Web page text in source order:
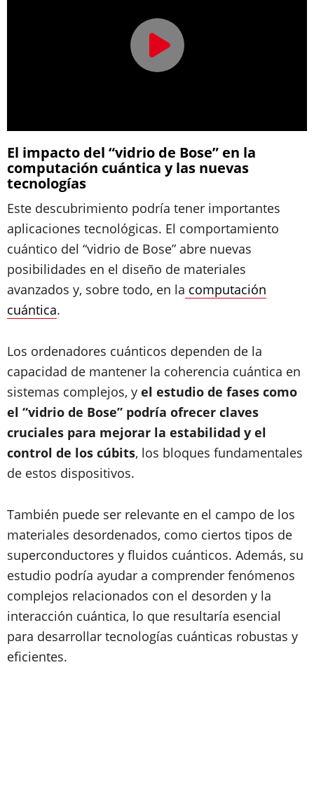
El impacto del “vidrio de Bose” en la
computación cuántica y las nuevas
tecnologías
Este descubrimiento podría tener importantes
aplicaciones tecnológicas. El comportamiento
cuántico del “vidrio de Bose” abre nuevas
posibilidades en el diseño de materiales
avanzados y, sobre todo, en la computación
cuántica.
Los ordenadores cuánticos dependen de la
capacidad de mantener la coherencia cuántica en
sistemas complejos, y el estudio de fases como
el “vidrio de Bose” podría ofrecer claves
cruciales para mejorar la estabilidad y el
control de los cúbits, los bloques fundamentales
de estos dispositivos.
También puede ser relevante en el campo de los
materiales desordenados, como ciertos tipos de
superconductores y fluidos cuánticos. Además, su
estudio podría ayudar a comprender fenómenos
complejos relacionados con el desorden y la
interacción cuántica, lo que resultaría esencial
para desarrollar tecnologías cuánticas robustas y
eficientes.